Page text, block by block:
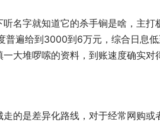
听名字就知道它的杀手锏是啥，主
普遍给到3000到6万元，综合日息
大堆啰嗦的资料，到账速度确实对
走的是差异化路线，对于经常网购